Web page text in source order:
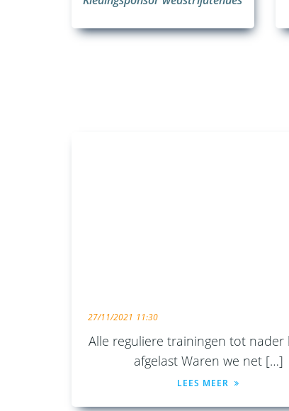
27/11/2021 11:30
Alle reguliere trainingen tot nader
afgelast Waren we net […]
LEES MEER